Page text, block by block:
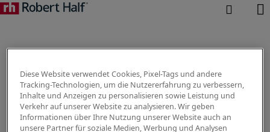
Diese Website verwendet Cookies, Pixel-Tags und andere
Tracking-Technologien, um die Nutzererfahrung zu verbessern,
Inhalte und Anzeigen zu personalisieren sowie Leistung und
Verkehr auf unserer Website zu analysieren. Wir geben
Informationen über Ihre Nutzung unserer Website auch an
unsere Partner für soziale Medien, Werbung und Analysen